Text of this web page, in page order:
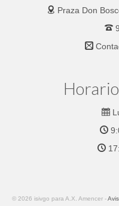
Praza Don
© 2026 isivgo para A.X. Amencer -